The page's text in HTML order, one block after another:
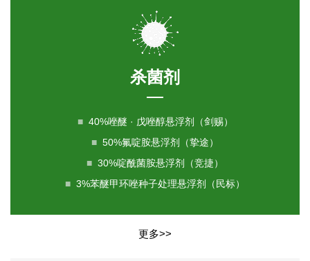
杀菌剂
■ 40%唑醚 · 戊唑醇悬浮剂（剑赐）
■ 50%氟啶胺悬浮剂（挚途）
■ 30%啶酰菌胺悬浮剂（竞捷）
■ 3%苯醚甲环唑种子处理悬浮剂（民标）
更多>>